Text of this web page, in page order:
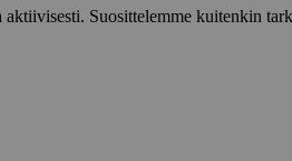
Suosittelemme kuitenkin